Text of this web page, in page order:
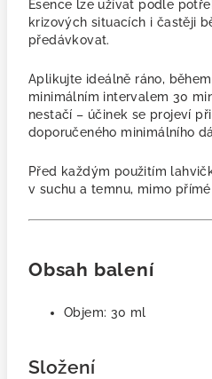
Esence lze užívat podle
krizových situacích i častěji
předávkovat.
Aplikujte ideálně ráno,
minimálním intervalem 30
nestačí – účinek se projeví
doporučeného minimálního
Před každým použitím
v suchu a temnu, mimo
Obsah balení
Objem: 30 ml
Složení